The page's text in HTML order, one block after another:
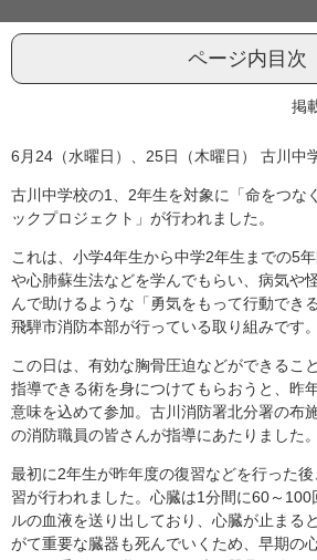
ページ内目次
掲
6月24（水曜日）、25日（木曜日） 古川中
古川中学校の1、2年生を対象に「命をつな
ックプロジェクト」が行われました。
これは、小学4年生から中学2年生までの5
や心肺蘇生法などを学んでもらい、病気や
んで助けるような「勇気をもって行動でき
飛騨市消防本部が行っている取り組みです。
この日は、有効な胸骨圧迫などができるこ
指導できる術を身につけてもらおうと、昨
意味を込めて参加。古川消防署北分署の布
の消防職員の皆さんが指導にあたりました。
最初に2年生が昨年度の復習などを行った
習が行われました。心臓は1分間に60～100
ルの血液を送り出しており、心臓が止まる
がて重要な臓器も死んでいくため、早期の